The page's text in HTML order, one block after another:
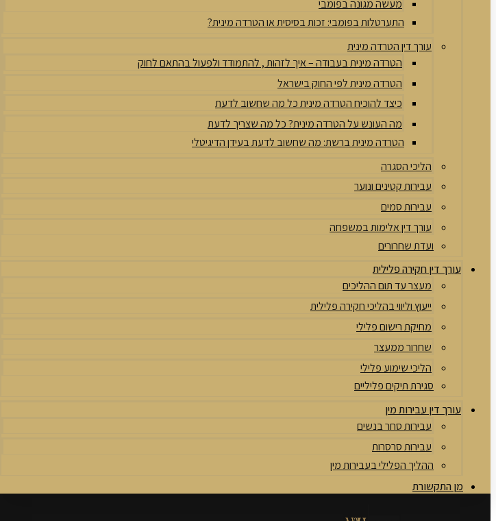
מעשה מגונה בפומבי
התערטלות בפומבי: זכות בסיסית או הטרדה מינית?
עורך דין הטרדה מינית
הטרדה מינית בעבודה – איך לזהות , להתמודד ולפעול בהתאם לחוק
הטרדה מינית לפי החוק בישראל
כיצד להוכיח הטרדה מינית כל מה שחשוב לדעת
מה העונש על הטרדה מינית? כל מה שצריך לדעת
הטרדה מינית ברשת: מה שחשוב לדעת בעידן הדיגיטלי
הליכי הסגרה
עבירות קטינים ונוער
עבירות סמים
עורך דין אלימות במשפחה
ועדת שחרורים
עורך דין חקירה פלילית
מעצר עד תום ההליכים
ייעוץ וליווי בהליכי חקירה פלילית
מחיקת רישום פלילי
שחרור ממעצר
הליכי שימוע פלילי
סגירת תיקים פליליים
עורך דין עבירות מין
עבירות סחר בנשים
עבירות סרסרות
ההליך הפלילי בעבירות מין
מן התקשורת